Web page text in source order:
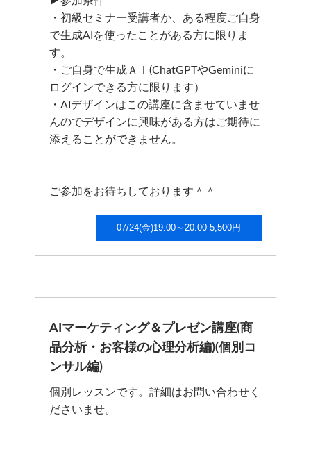
・初級セミナー受講者か、ある程度ご自身
で生成AIを使ったことがある方に限りま
す。
・ご自身で生成ＡＩ(ChatGPTやGeminiに
ログインできる方に限ります）
・AIデザインはこの講座に含ませていませ
んのでデザインに興味がある方はご期待に
添えることができません。
ご参加をお待ちしております＾＾
07/24(金)19:00～20:00 5,500円
AIマーケティング＆プレゼン講座(商
品分析・お客様の心理分析編)(個別コ
ンサル編)
個別レッスンです。詳細はお問い合わせく
ださいませ。